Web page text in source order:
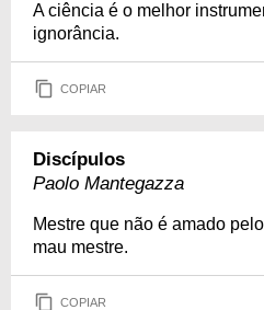
A ciência é o melhor
ignorância.
COPIAR
Discípulos
Paolo Mantegazza
Mestre que não é amado
mau mestre.
COPIAR